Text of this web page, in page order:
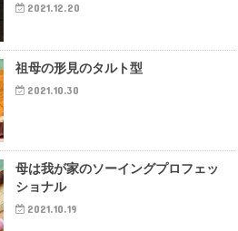
2021.12.20
祖母の形見のタルト型
2021.10.30
母は我が家のソーイングプロフェッ
ショナル
2021.10.19